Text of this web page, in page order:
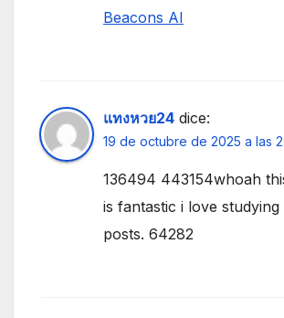
Beacons AI
แทงหวย24 dice:
19 de octubre de 2025 a las
136494 443154whoah
is fantastic i love
posts. 64282